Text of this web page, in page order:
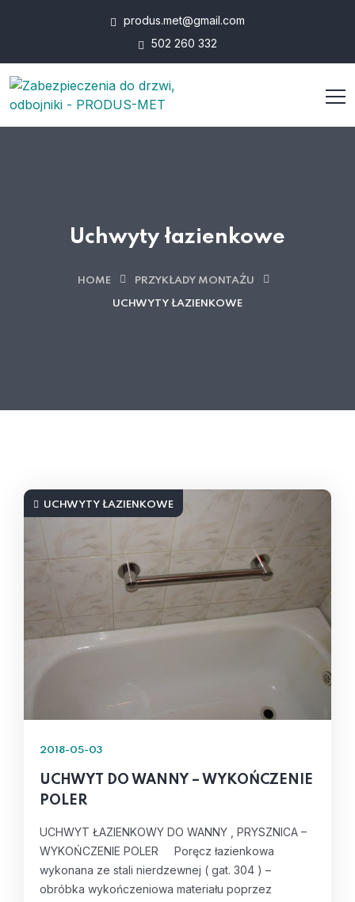
produs.met@gmail.com
502 260 332
Uchwyty łazienkowe
HOME PRZYKŁADY MONTAŻU
UCHWYTY ŁAZIENKOWE
UCHWYTY ŁAZIENKOWE
2018-05-03
UCHWYT DO WANNY – WYKOŃCZENIE
POLER
UCHWYT ŁAZIENKOWY DO WANNY , PRYSZNICA –
WYKOŃCZENIE POLER Poręcz łazienkowa
wykonana ze stali nierdzewnej ( gat. 304 ) –
obróbka wykończeniowa materiału poprzez